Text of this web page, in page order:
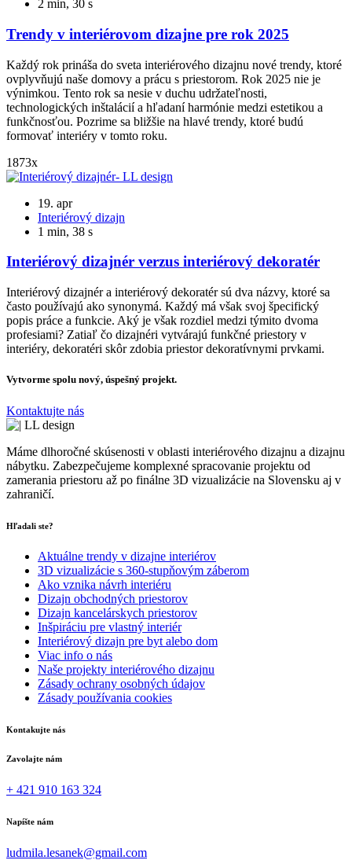
2 min, 30 s
Trendy v interiérovom dizajne pre rok 2025
Každý rok prináša do sveta interiérového dizajnu nové trendy, ktoré
ovplyvňujú naše domovy a prácu s priestorom. Rok 2025 nie je
výnimkou. Tento rok sa nesie v duchu udržateľnosti,
technologických inštalácií a hľadaní harmónie medzi estetikou a
funkčnosťou. Pozrime sa bližšie na hlavé trendy, ktoré budú
formovať interiéry v tomto roku.
1873x
19. apr
Interiérový dizajn
1 min, 38 s
Interiérový dizajnér verzus interiérový dekoratér
Interiérový dizajnér a interiérový dekoratér sú dva názvy, ktoré sa
často používajú ako synonymá. Každý má však svoj špecifický
popis práce a funkcie. Aký je však rozdiel medzi týmito dvoma
profesiami? Zatiaľ čo dizajnéri vytvárajú funkčné priestory v
interiéry, dekoratéri skôr zdobia priestor dekoratívnymi prvkami.
Vytvorme spolu nový, úspešný projekt.
Kontaktujte nás
Máme dlhoročné skúsenosti v oblasti interiérového dizajnu a dizajnu
nábytku. Zabezpečujeme komplexné spracovanie projektu od
zamerania priestoru až po finálne 3D vizualizácie na Slovensku aj v
zahraničí.
Hľadali ste?
Aktuálne trendy v dizajne interiérov
3D vizualizácie s 360-stupňovým záberom
Ako vznika návrh interiéru
Dizajn obchodných priestorov
Dizajn kancelárskych priestorov
Inšpiráciu pre vlastný interiér
Interiérový dizajn pre byt alebo dom
Viac info o nás
Naše projekty interiérového dizajnu
Zásady ochrany osobných údajov
Zásady používania cookies
Kontakujte nás
Zavolajte nám
+ 421 910 163 324
Napíšte nám
ludmila.lesanek@gmail.com